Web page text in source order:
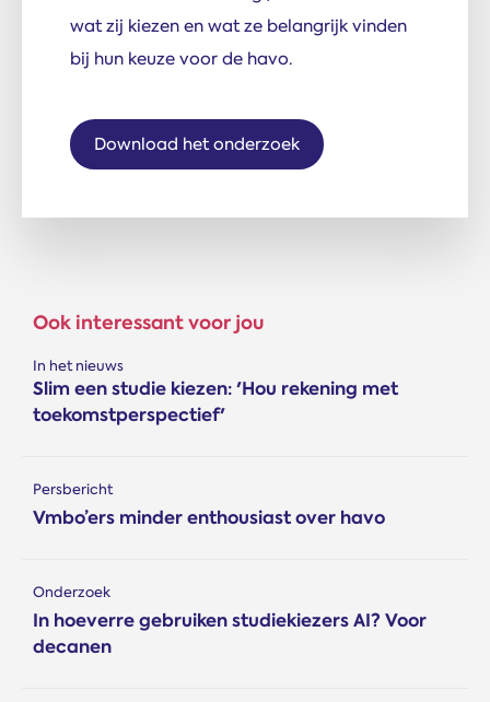
wat zij kiezen en wat ze belangrijk vinden
bij hun keuze voor de havo.
Download het onderzoek
Ook interessant voor jou
In het nieuws
Slim een studie kiezen: 'Hou rekening met
toekomstperspectief'
Persbericht
Vmbo’ers minder enthousiast over havo
Onderzoek
In hoeverre gebruiken studiekiezers AI? Voor
decanen